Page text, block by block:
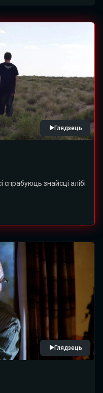
Глядзець
знайсці алібі
Глядзець